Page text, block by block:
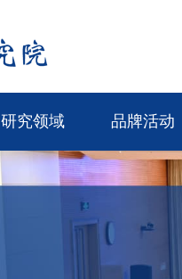
研究领域 品牌活动